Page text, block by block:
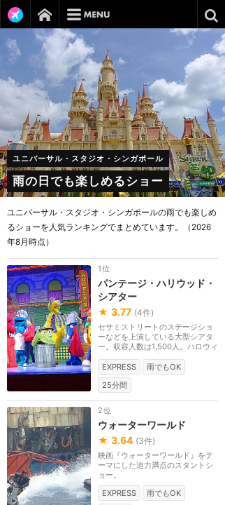
ユニバーサル・スタジオ・シンガポール
雨の日でも楽しめるショー
ユニバーサル・スタジオ・シンガポールの雨でも楽しめ
るショーを人気ランキングでまとめています。（2026
年8月時点）
1位
パンテージ・ハリウッド・
シアター
★ 3.77 (4件)
セサミストリートのステージショ
ーなどを上演している大型シアタ
ー。収容人数は1,500人。ハロウィ
ーンなどのシーズ...
EXPRESS
雨でもOK
25分間
2位
ウォーターワールド
★ 3.64 (3件)
映画『ウォーターワールド』をテ
ーマにした迫力満点のスタントシ
ョー。
EXPRESS
雨でもOK